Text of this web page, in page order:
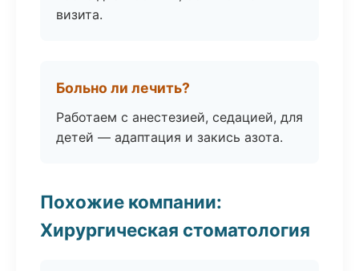
визита.
Больно ли лечить?
Работаем с анестезией, седацией, для
детей — адаптация и закись азота.
Похожие компании:
Хирургическая стоматология